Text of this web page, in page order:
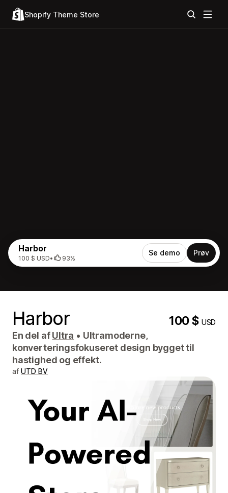
Shopify Theme Store
Harbor
100 $ USD• 93%
Se demo Prøv
Harbor 100 $USD
En del afUltra • Ultramoderne,
konverteringsfokuseret design bygget til
hastighed og effekt.
af UTD BV